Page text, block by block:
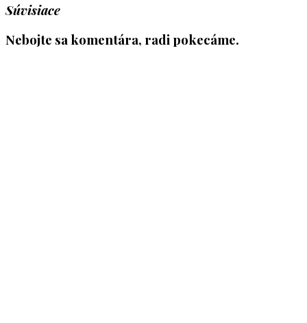
Súvisiace
Nebojte sa komentára, radi pokecáme.